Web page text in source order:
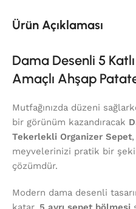
Ürün Açıklaması
Dama Desenli 5
Amaçlı Ahşap
Mutfağınızda düzeni
bir görünüm kazandıracak
Tekerlekli Organizer Sepet
meyvelerinizi pratik bir
çözümdür.
Modern dama desenli